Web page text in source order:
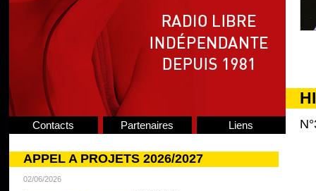
Contacts Partenaires Liens
APPEL A PROJETS 2026/2027
02/06/2026